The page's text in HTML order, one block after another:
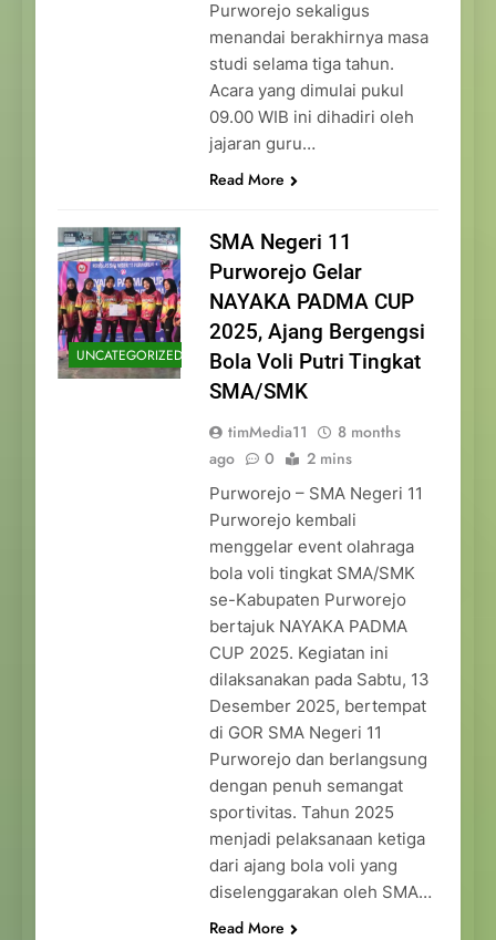
Purworejo sekaligus
menandai berakhirnya masa
studi selama tiga tahun.
Acara yang dimulai pukul
09.00 WIB ini dihadiri oleh
jajaran guru…
Read More
UNCATEGORIZED
SMA Negeri 11
Purworejo Gelar
NAYAKA PADMA CUP
2025, Ajang Bergengsi
Bola Voli Putri Tingkat
SMA/SMK
timMedia11
8 months
ago
0 2 mins
Purworejo – SMA Negeri 11
Purworejo kembali
menggelar event olahraga
bola voli tingkat SMA/SMK
se-Kabupaten Purworejo
bertajuk NAYAKA PADMA
CUP 2025. Kegiatan ini
dilaksanakan pada Sabtu, 13
Desember 2025, bertempat
di GOR SMA Negeri 11
Purworejo dan berlangsung
dengan penuh semangat
sportivitas. Tahun 2025
menjadi pelaksanaan ketiga
dari ajang bola voli yang
diselenggarakan oleh SMA…
Read More